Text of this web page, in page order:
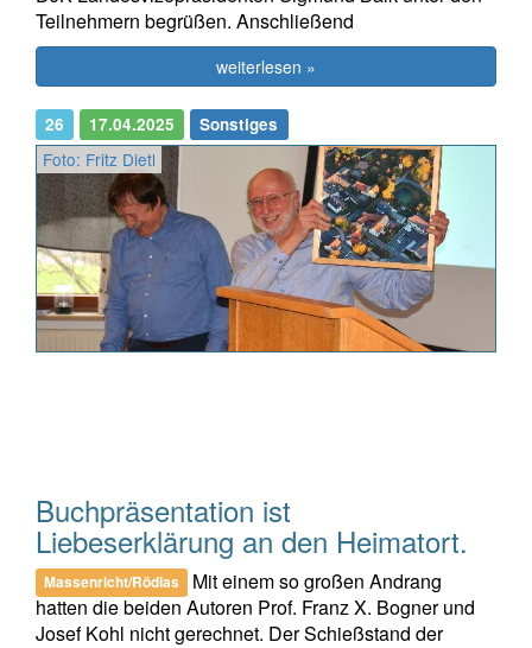
Teilnehmern begrüßen. Anschließend
weiterlesen »
26 17.04.2025 Sonstiges
Foto: Fritz Dietl
Buchpräsentation ist
Liebeserklärung an den Heimatort.
Massenricht/Rödlas
Mit einem so großen Andrang
hatten die beiden Autoren Prof. Franz X. Bogner und
Josef Kohl nicht gerechnet. Der Schießstand der